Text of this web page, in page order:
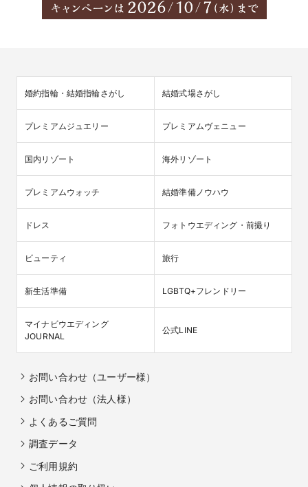
婚約指輪・結婚指輪さがし 結婚式場さがし
プレミアムジュエリー プレミアムヴェニュー
国内リゾート 海外リゾート
プレミアムウォッチ 結婚準備ノウハウ
ドレス フォトウエディング・前撮り
ビューティ 旅行
新生活準備 LGBTQ+フレンドリー
マイナビウエディング
JOURNAL
公式LINE
お問い合わせ（ユーザー様）
お問い合わせ（法人様）
よくあるご質問
調査データ
ご利用規約